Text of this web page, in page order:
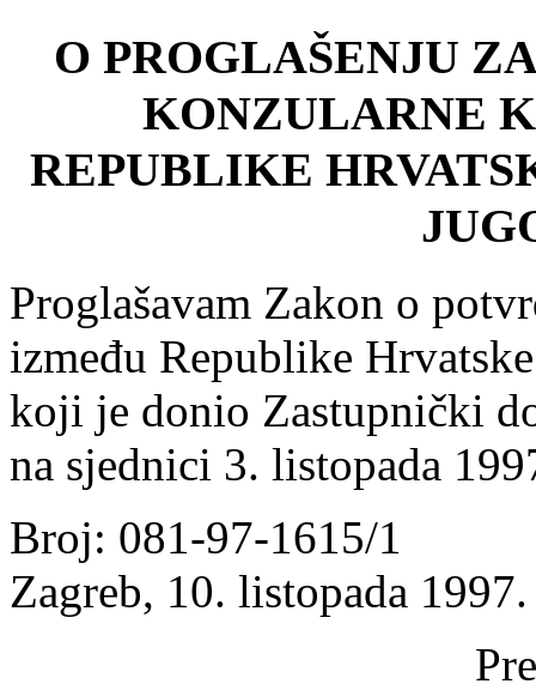
O PROGLAŠENJU
KONZULARNE
REPUBLIKE
Proglašavam Zakon o
između Republike
koji je donio Zastupnički
na sjednici 3. listopada
Broj: 081-97-1615/1
Zagreb, 10. listopada 1997.